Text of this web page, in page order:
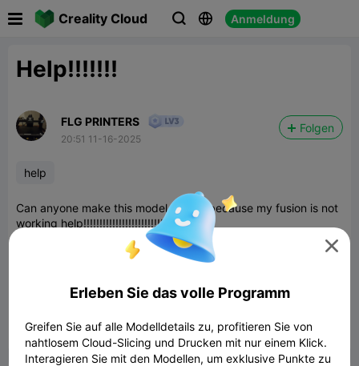
Creality Cloud   Anmeldung
Help!!!!!!!
FLG PRINTERS
20:51 11-16-2025
Folgen
help
Can anyone make this model bigger because my fusion is not
working help!!!!!!!!!!!!!!!!!!!!!!!!!!!!!
NEW! COOL HAIRY
Bericht 4 

Erleben Sie das volle Programm
Greifen Sie auf alle Modelldetails zu, profitieren Sie von
nahtlosem Cloud-Slicing und Drucken mit nur einem Klick.
Interagieren Sie mit den Modellen, um exklusive Punkte zu